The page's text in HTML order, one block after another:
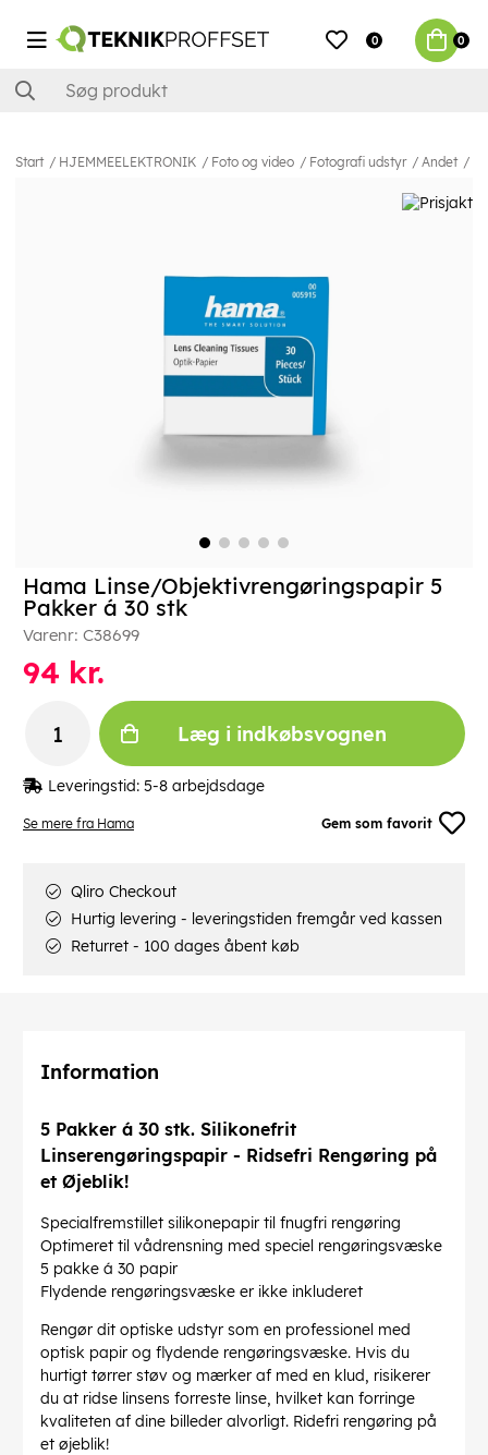
0 0
Start HJEMMEELEKTRONIK Foto og video Fotografi udstyr Andet
Se mere fra Hama Gem som favorit
Hama Linse/Objektivrengøringspapir 5
Pakker á 30 stk
Varenr: C38699
94 kr.
Læg i indkøbsvognen
Leveringstid: 5-8 arbejdsdage
Qliro Checkout
Hurtig levering - leveringstiden fremgår ved kassen
Returret - 100 dages åbent køb
Information
5 Pakker á 30 stk. Silikonefrit
Linserengøringspapir - Ridsefri Rengøring på
et Øjeblik!
Specialfremstillet silikonepapir til fnugfri rengøring
Optimeret til vådrensning med speciel rengøringsvæske
5 pakke á 30 papir
Flydende rengøringsvæske er ikke inkluderet
Rengør dit optiske udstyr som en professionel med
optisk papir og flydende rengøringsvæske. Hvis du
hurtigt tørrer støv og mærker af med en klud, risikerer
du at ridse linsens forreste linse, hvilket kan forringe
kvaliteten af ​​dine billeder alvorligt. Ridefri rengøring på
et øjeblik!